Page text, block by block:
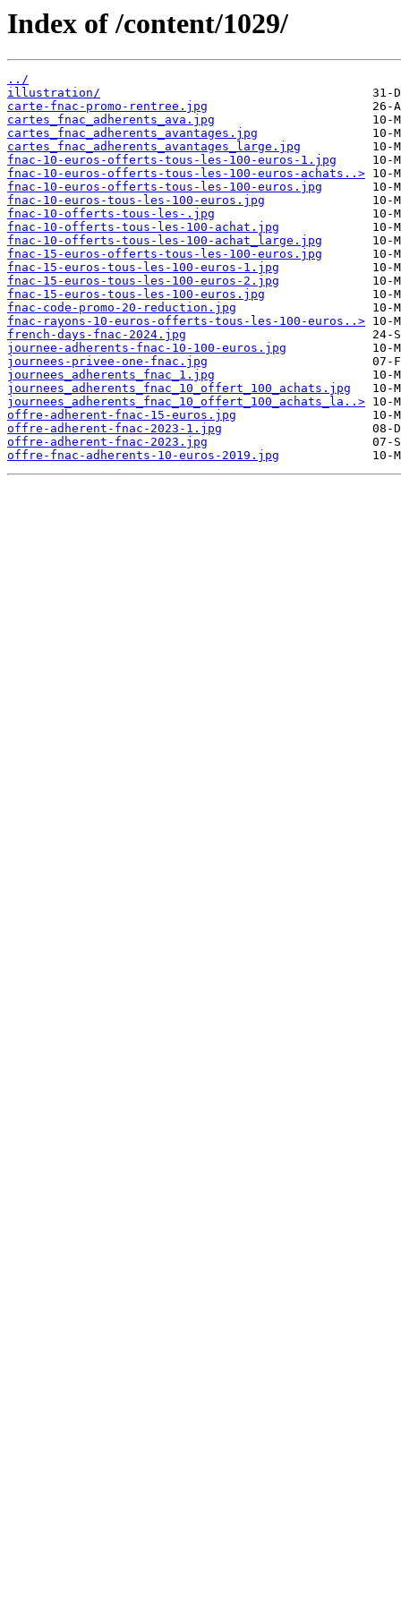
Index of /content/1029/
../
illustration/
carte-fnac-promo-rentree.jpg
cartes_fnac_adherents_ava.jpg
cartes_fnac_adherents_avantages.jpg
cartes_fnac_adherents_avantages_large.jpg
fnac-10-euros-offerts-tous-les-100-euros-1.jpg
fnac-10-euros-offerts-tous-les-100-euros-achats..>
fnac-10-euros-offerts-tous-les-100-euros.jpg
fnac-10-euros-tous-les-100-euros.jpg
fnac-10-offerts-tous-les-.jpg
fnac-10-offerts-tous-les-100-achat.jpg
fnac-10-offerts-tous-les-100-achat_large.jpg
fnac-15-euros-offerts-tous-les-100-euros.jpg
fnac-15-euros-tous-les-100-euros-1.jpg
fnac-15-euros-tous-les-100-euros-2.jpg
fnac-15-euros-tous-les-100-euros.jpg
fnac-code-promo-20-reduction.jpg
fnac-rayons-10-euros-offerts-tous-les-100-euros..>
french-days-fnac-2024.jpg
journee-adherents-fnac-10-100-euros.jpg
journees-privee-one-fnac.jpg
journees_adherents_fnac_1.jpg
journees_adherents_fnac_10_offert_100_achats.jpg
journees_adherents_fnac_10_offert_100_achats_la..>
offre-adherent-fnac-15-euros.jpg
offre-adherent-fnac-2023-1.jpg
offre-adherent-fnac-2023.jpg
offre-fnac-adherents-10-euros-2019.jpg